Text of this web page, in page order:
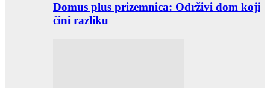
Domus plus prizemnica: Održivi dom koji
čini razliku